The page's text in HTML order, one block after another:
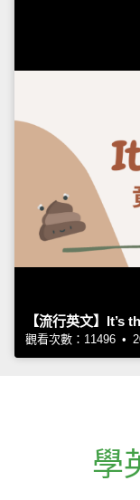
【流行英文】It’s
觀看次數：11496 •
學